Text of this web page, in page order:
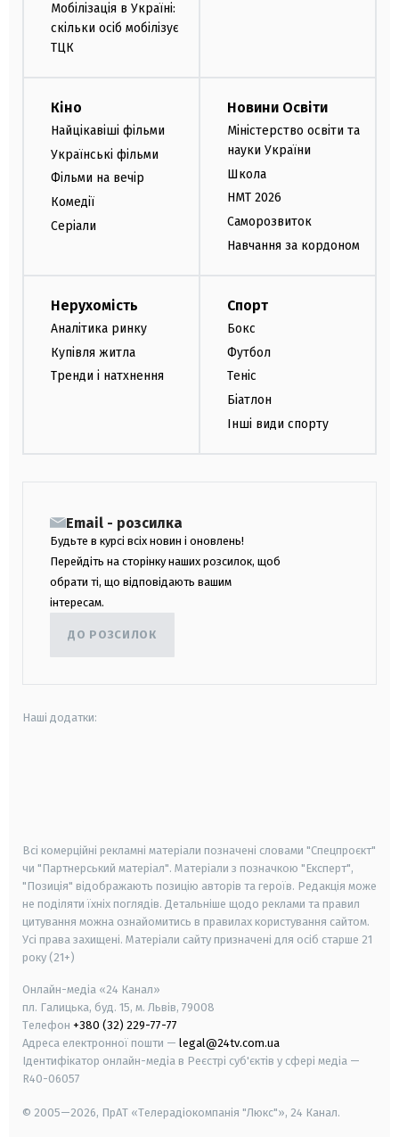
Мобілізація в Україні:
скільки осіб мобілізує
ТЦК
Кіно
Найцікавіші фільми
Українські фільми
Фільми на вечір
Комедії
Серіали
Новини Освіти
Міністерство освіти та
науки України
Школа
НМТ 2026
Саморозвиток
Навчання за кордоном
Нерухомість
Аналітика ринку
Купівля житла
Тренди і натхнення
Спорт
Бокс
Футбол
Теніс
Біатлон
Інші види спорту
Email - розсилка
Будьте в курсі всіх новин і оновлень!
Перейдіть на сторінку наших розсилок, щоб
обрати ті, що відповідають вашим
інтересам.
ДО РОЗСИЛОК
Наші додатки:
Всі комерційні рекламні матеріали позначені словами "Спецпроєкт"
чи "Партнерський матеріал". Матеріали з позначкою "Експерт",
"Позиція" відображають позицію авторів та героїв. Редакція може
не поділяти їхніх поглядів. Детальніше щодо реклами та правил
цитування можна ознайомитись в правилах користування сайтом.
Усі права захищені. Матеріали сайту призначені для осіб старше 21
року (21+)
Онлайн-медіа «24 Канал»
пл. Галицька, буд. 15, м. Львів, 79008
Телефон +380 (32) 229-77-77
Адреса електронної пошти — legal@24tv.com.ua
Ідентифікатор онлайн-медіа в Реєстрі суб'єктів у сфері медіа —
R40-06057
© 2005—2026, ПрАТ «Телерадіокомпанія "Люкс"», 24 Канал.